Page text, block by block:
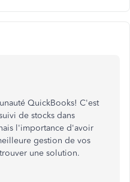
QuickBooks! C'est
de stocks dans
l'importance d'avoir
gestion de vos
une solution.